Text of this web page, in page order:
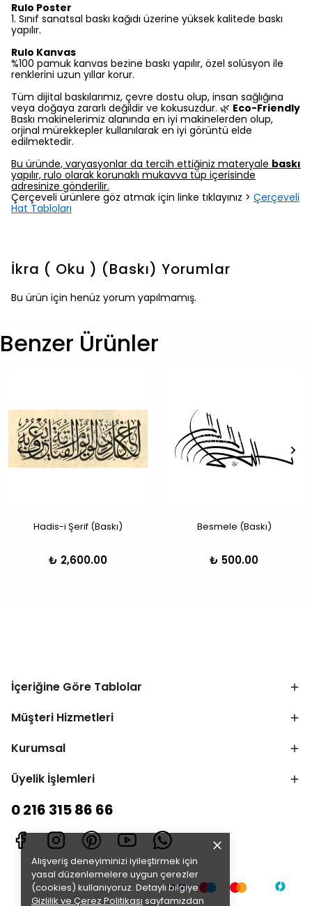
Alışveriş deneyiminizi iyileştirmek için
yasal düzenlemelere uygun çerezler
(cookies) kullanıyoruz. Detaylı bilgiye
Gizlilik ve Çerez Politikası sayfamızdan
Rulo Poster
1.⁠ ⁠Sınıf sanatsal baskı kağıdı üzerine yüksek kalitede baskı
yapılır.
Rulo Kanvas
%100 pamuk kanvas bezine baskı yapılır, özel solüsyon ile
renklerini uzun yıllar korur.
Tüm dijital baskılarımız, çevre dostu olup, insan sağlığına
veya doğaya zararlı değildir ve kokusuzdur. 🌿 Eco-Friendly
Baskı makinelerimiz alanında en iyi makinelerden olup,
orjinal mürekkepler kullanılarak en iyi görüntü elde
edilmektedir.
Bu üründe, varyasyonlar da tercih ettiğiniz materyale baskı
yapılır, rulo olarak korunaklı mukavva tüp içerisinde
adresinize gönderilir.
Çerçeveli ürünlere göz atmak için linke tıklayınız > Çerçeveli
Hat Tabloları
İkra ( Oku ) (Baskı) Yorumlar
Bu ürün için henüz yorum yapılmamış.
Benzer Ürünler
Hadis-i Şerif (Baskı)
₺ 2,600.00
Besmele (Baskı)
₺ 500.00
İçeriğine Göre Tablolar
Müşteri Hizmetleri
Kurumsal
Üyelik İşlemleri
0 216 315 86 66